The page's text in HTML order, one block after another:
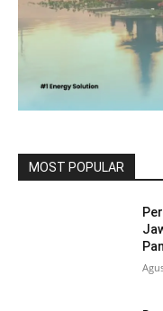
MOST POPULAR